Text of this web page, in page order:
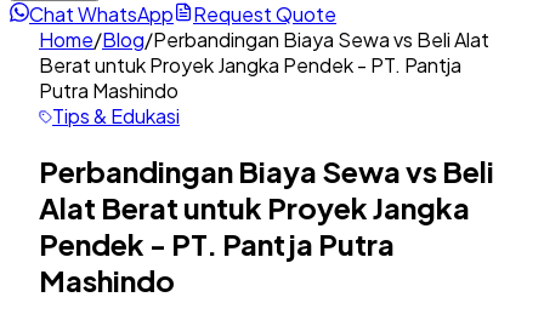
Chat WhatsApp
Request Quote
Home/Blog/Perbandingan Biaya Sewa vs Beli Alat
Berat untuk Proyek Jangka Pendek - PT. Pantja
Putra Mashindo
Tips & Edukasi
Perbandingan Biaya Sewa vs Beli
Alat Berat untuk Proyek Jangka
Pendek - PT. Pantja Putra
Mashindo